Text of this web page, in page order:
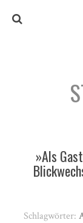
»Als
Schlagwörter: